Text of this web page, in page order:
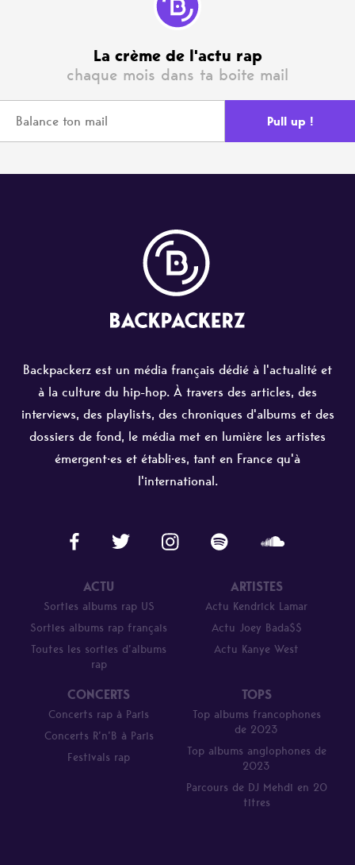
La crème de l'actu rap
chaque mois dans ta boite mail
Backpackerz est un média français dédié à l'actualité et
à la culture du hip-hop. À travers des articles, des
interviews, des playlists, des chroniques d'albums et des
dossiers de fond, le média met en lumière les artistes
émergent·es et établi·es, tant en France qu'à
l'international.
ACTU
Sorties albums rap US
Sorties albums rap français
Toutes les sorties d’albums
rap
ARTISTES
Actu Kendrick Lamar
Actu Joey Bada$$
Actu Kanye West
CONCERTS
Concerts rap à Paris
Concerts R’n’B à Paris
Festivals rap
TOPS
Top albums francophones
de 2023
Top albums anglophones de
2023
Parcours de DJ Mehdi en 20
titres